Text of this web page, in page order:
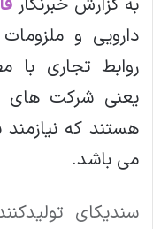
دارویی و
روابط تجاری با
یعنی شرکت های
هستند که
می باشد.
سندیکای